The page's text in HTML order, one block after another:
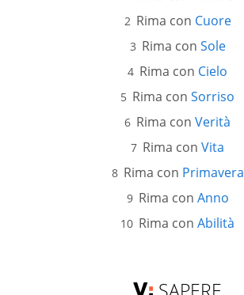
Rima con Cuore
Rima con Sole
Rima con Cielo
Rima con Sorriso
Rima con Verità
Rima con Vita
Rima con Primavera
Rima con Anno
Rima con Abilità